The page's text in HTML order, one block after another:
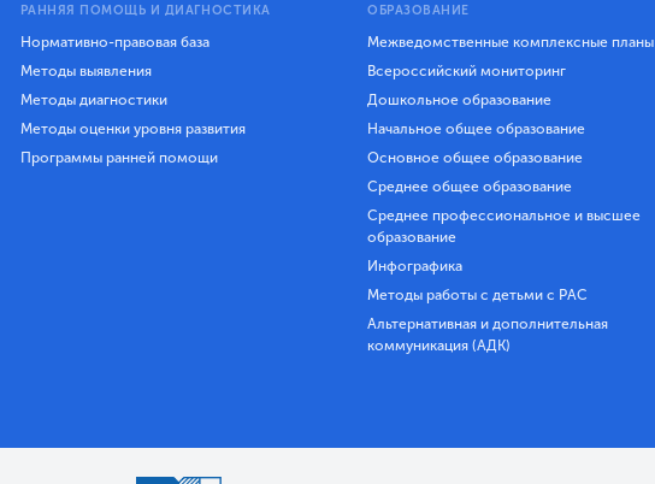
РАННЯЯ ПОМОЩЬ И ДИАГНОСТИКА
Нормативно-правовая база
Методы выявления
Методы диагностики
Методы оценки уровня развития
Программы ранней помощи
ОБРАЗОВАНИЕ
Межведомственные комплексные планы
Всероссийский мониторинг
Дошкольное образование
Начальное общее образование
Основное общее образование
Среднее общее образование
Среднее профессиональное и высшее
образование
Инфографика
Методы работы с детьми с РАС
Альтернативная и дополнительная
коммуникация (АДК)